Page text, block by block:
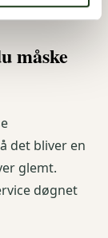
måske
det bliver en
glemt.
døgnet